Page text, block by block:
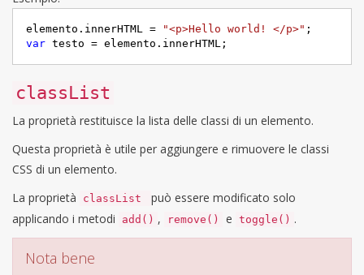
elemento.innerHTML = "<p>Hello world! </p>"
var testo = elemento.innerHTML;
classList
La proprietà restituisce la lista delle classi di un elemento.
Questa proprietà è utile per aggiungere e rimuovere le classi
CSS di un elemento.
La proprietà
classList
può essere modificato solo
applicando i metodi
add() , remove() e toggle() .
Nota bene